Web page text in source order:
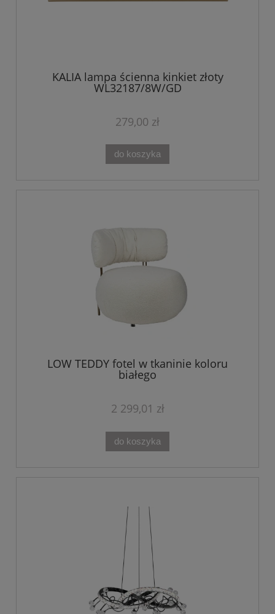
KALIA lampa ścienna kinkiet złoty
WL32187/8W/GD
279,00 zł
do koszyka
LOW TEDDY fotel w tkaninie koloru
białego
2 299,01 zł
do koszyka